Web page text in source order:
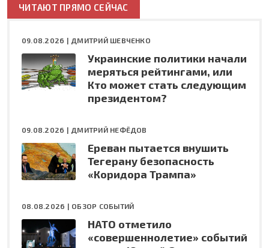
ЧИТАЮТ ПРЯМО СЕЙЧАС
09.08.2026 | ДМИТРИЙ ШЕВЧЕНКО
Украинские политики начали
меряться рейтингами, или
Кто может стать следующим
президентом?
09.08.2026 | ДМИТРИЙ НЕФЁДОВ
Ереван пытается внушить
Тегерану безопасность
«Коридора Трампа»
08.08.2026 | ОБЗОР СОБЫТИЙ
НАТО отметило
«совершеннолетие» событий